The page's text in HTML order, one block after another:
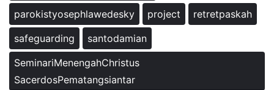
parokistyosephlawedesky
project
retretpaskah
safeguarding
santodamian
SeminariMenengahChristus
SacerdosPematangsiantar